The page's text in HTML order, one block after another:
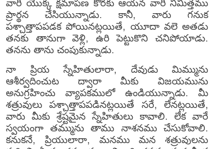
వారి యొక్క క్షమాపణ కొరకు ఆయన వారి నిమిత్తము
ప్రార్థన చేసియున్నాడు. కానీ, వారు గనుక
పశ్చాత్తాపపడక పోయినట్లయితే, యూదా వలె అతడు
తనకు తానుగా వెళ్లి, ఉరి పెట్టుకొని చనిపోయాడు.
తనను తాను చంపుకున్నాడు.
నా ప్రియ స్నేహితులారా, దేవుడు మిమ్మును
ఆశీర్వదించుట ద్వారా మీకు విజయమును
అనుగ్రహించు వ్యాపకములో ఉండియున్నాడు. మీ
శత్రువులు పశ్చాత్తాపపడినట్లయితే సరే, లేనట్లయితే,
వారు మీకు శ్రేష్టమైన స్నేహితులు కావాలి. లేక వారే
స్వయంగా తమ్మును తాము నాశనము చేసుకోవాలి.
కనుకనే, ప్రియులారా, మనము మన శత్రువులను